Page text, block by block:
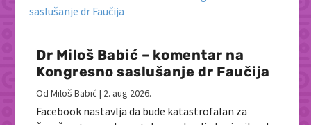
Dr Miloš Babić – komentar na
Kongresno saslušanje dr Faučija
OdMiloš Babić | 2. aug 2026.
Facebook nastavlja da bude katastrofalan za